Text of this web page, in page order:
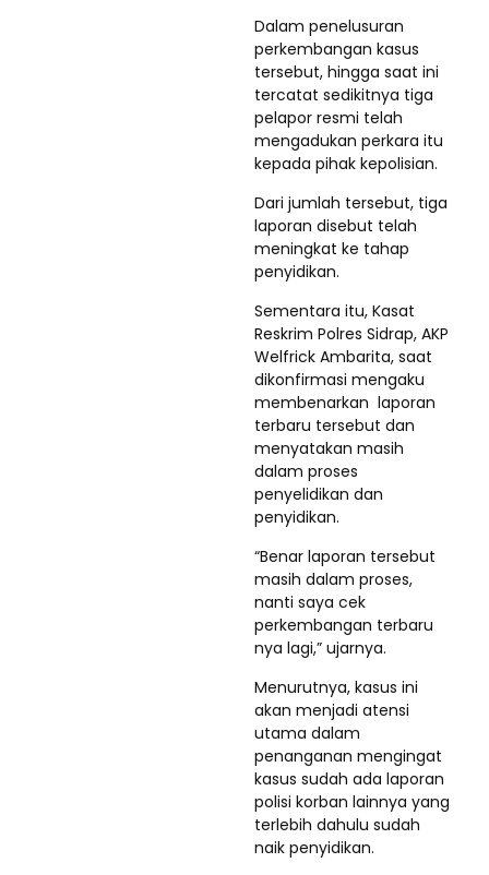
Dalam penelusuran
perkembangan kasus
tersebut, hingga saat ini
tercatat sedikitnya tiga
pelapor resmi telah
mengadukan perkara itu
kepada pihak kepolisian.
Dari jumlah tersebut, tiga
laporan disebut telah
meningkat ke tahap
penyidikan.
Sementara itu, Kasat
Reskrim Polres Sidrap, AKP
Welfrick Ambarita, saat
dikonfirmasi mengaku
membenarkan laporan
terbaru tersebut dan
menyatakan masih
dalam proses
penyelidikan dan
penyidikan.
“Benar laporan tersebut
masih dalam proses,
nanti saya cek
perkembangan terbaru
nya lagi,” ujarnya.
Menurutnya, kasus ini
akan menjadi atensi
utama dalam
penanganan mengingat
kasus sudah ada laporan
polisi korban lainnya yang
terlebih dahulu sudah
naik penyidikan.